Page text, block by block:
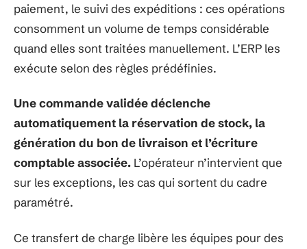
paiement, le suivi des expéditions : ces opérations
consomment un volume de temps considérable
quand elles sont traitées manuellement. L’ERP les
exécute selon des règles prédéfinies.
Une commande validée déclenche
automatiquement la réservation de stock, la
génération du bon de livraison et l’écriture
comptable associée. L’opérateur n’intervient que
sur les exceptions, les cas qui sortent du cadre
paramétré.
Ce transfert de charge libère les équipes pour des